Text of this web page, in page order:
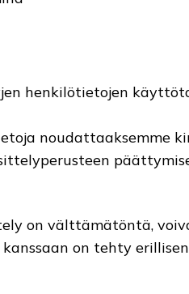
henkilötietojen
noudattaaksemme
on välttämätöntä,
on tehty